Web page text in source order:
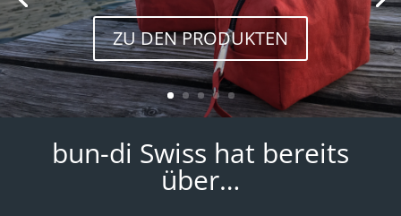
ZU DEN PRODUKTEN
bun-di Swiss hat bereits
über…